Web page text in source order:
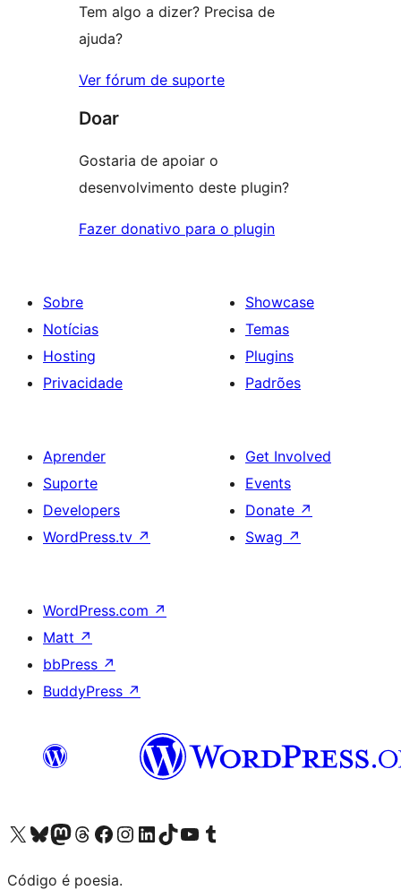
Tem algo a dizer? Precisa de
ajuda?
Ver fórum de suporte
Doar
Gostaria de apoiar o
desenvolvimento deste plugin?
Fazer donativo para o plugin
Sobre
Notícias
Hosting
Privacidade
Showcase
Temas
Plugins
Padrões
Aprender
Suporte
Developers
WordPress.tv ↗
Get Involved
Events
Donate ↗
Swag ↗
WordPress.com ↗
Matt ↗
bbPress ↗
BuddyPress ↗
Visite a nossa conta X (antigo Twitter)
Visit our Bluesky account
Visit our Mastodon account
Visit our Threads account
Visite a nossa página do Facebook
Visite a nossa conta no Instagram
Visite a nossa conta no LinkedIn
Visit our TikTok account
Visit our YouTube channel
Visit our Tumblr account
Código é poesia.